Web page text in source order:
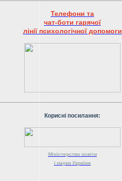
Телефони та
чат-боти гарячої
лінії психологічної допомоги
Корисні посилання:
Міністерство освіти
і науки України